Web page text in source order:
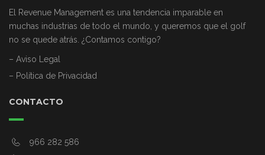
El Revenue Management es una tendencia imparable en
muchas industrias de todo el mundo, y queremos que el golf
no se quede atrás. ¿Contamos contigo?
– Aviso Legal
– Política de Privacidad
CONTACTO
966 282 586